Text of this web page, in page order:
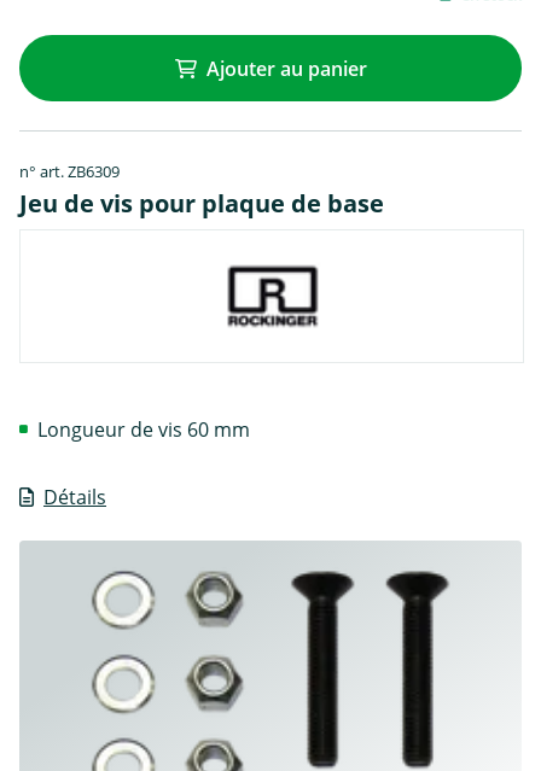
Ajouter au panier
n° art. ZB6309
Jeu de vis pour plaque de base
Détails
Longueur de vis 60 mm